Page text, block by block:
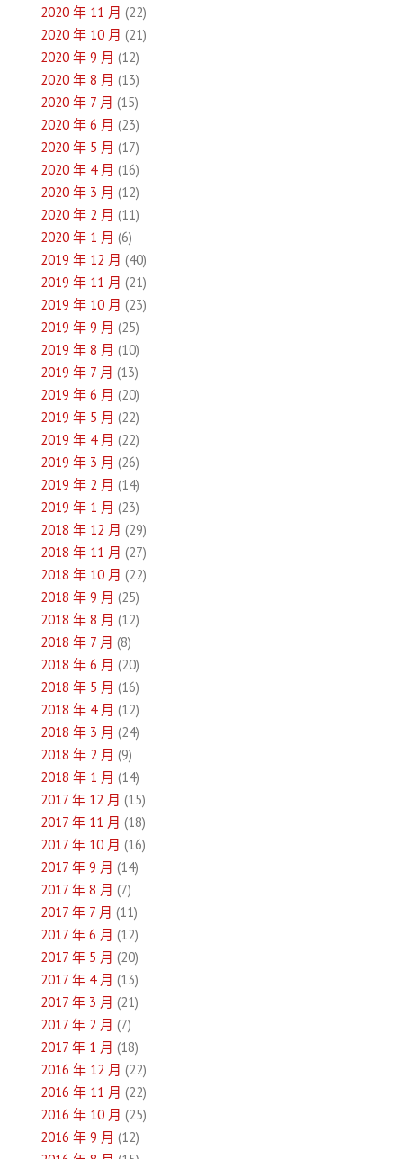
2020 年 11 月 (22)
2020 年 10 月 (21)
2020 年 9 月 (12)
2020 年 8 月 (13)
2020 年 7 月 (15)
2020 年 6 月 (23)
2020 年 5 月 (17)
2020 年 4 月 (16)
2020 年 3 月 (12)
2020 年 2 月 (11)
2020 年 1 月 (6)
2019 年 12 月 (40)
2019 年 11 月 (21)
2019 年 10 月 (23)
2019 年 9 月 (25)
2019 年 8 月 (10)
2019 年 7 月 (13)
2019 年 6 月 (20)
2019 年 5 月 (22)
2019 年 4 月 (22)
2019 年 3 月 (26)
2019 年 2 月 (14)
2019 年 1 月 (23)
2018 年 12 月 (29)
2018 年 11 月 (27)
2018 年 10 月 (22)
2018 年 9 月 (25)
2018 年 8 月 (12)
2018 年 7 月 (8)
2018 年 6 月 (20)
2018 年 5 月 (16)
2018 年 4 月 (12)
2018 年 3 月 (24)
2018 年 2 月 (9)
2018 年 1 月 (14)
2017 年 12 月 (15)
2017 年 11 月 (18)
2017 年 10 月 (16)
2017 年 9 月 (14)
2017 年 8 月 (7)
2017 年 7 月 (11)
2017 年 6 月 (12)
2017 年 5 月 (20)
2017 年 4 月 (13)
2017 年 3 月 (21)
2017 年 2 月 (7)
2017 年 1 月 (18)
2016 年 12 月 (22)
2016 年 11 月 (22)
2016 年 10 月 (25)
2016 年 9 月 (12)